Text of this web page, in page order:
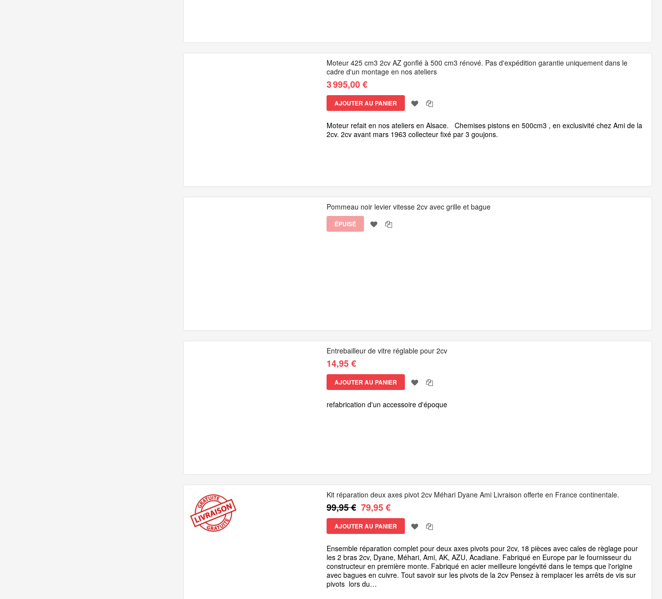
Moteur 425 cm3 2cv AZ gonflé à 500 cm3 rénové. Pas d'expédition garantie uniquement dans le
cadre d'un montage en nos ateliers
3 995,00 €
AJOUTER AU PANIER
Moteur refait en nos ateliers en Alsace. Chemises pistons en 500cm3 , en exclusivité chez Ami de la
2cv. 2cv avant mars 1963 collecteur fixé par 3 goujons.
Pommeau noir levier vitesse 2cv avec grille et bague
ÉPUISÉ
Entrebailleur de vitre réglable pour 2cv
14,95 €
AJOUTER AU PANIER
refabrication d'un accessoire d'époque
Kit réparation deux axes pivot 2cv Méhari Dyane Ami Livraison offerte en France continentale.
79,95 €
99,95 €
AJOUTER AU PANIER
Ensemble réparation complet pour deux axes pivots pour 2cv, 18 pièces avec cales de règlage pour
les 2 bras 2cv, Dyane, Méhari, Ami, AK, AZU, Acadiane. Fabriqué en Europe par le fournisseur du
constructeur en première monte. Fabriqué en acier meilleure longévité dans le temps que l'origine
avec bagues en cuivre. Tout savoir sur les pivots de la 2cv Pensez à remplacer les arrêts de vis sur
pivots lors du…